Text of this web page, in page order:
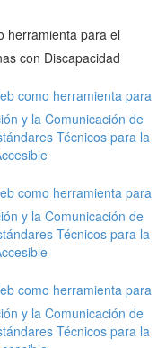
herramienta para el
con Discapacidad
como herramienta para
y la Comunicación de
Técnicos para la
como herramienta para
y la Comunicación de
Técnicos para la
como herramienta para
y la Comunicación de
Técnicos para la